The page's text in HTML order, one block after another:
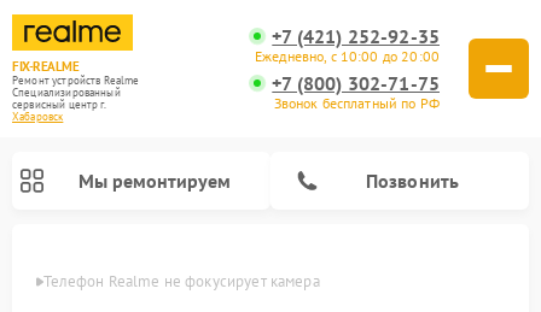
FIX-REALME
Ремонт устройств Realme
Специализированный
cервисный центр г.
Хабаровск
+7 (421) 252-92-35
Ежедневно, с 10:00 до 20:00
+7 (800) 302-71-75
Звонок бесплатный по РФ
Мы ремонтируем Позвонить
Телефон Realme не фокусирует камера